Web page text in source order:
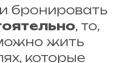
бронировать
, то,
жить
которые